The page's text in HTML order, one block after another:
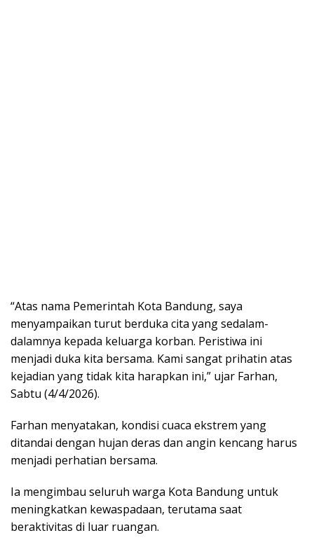
“Atas nama Pemerintah Kota Bandung, saya
menyampaikan turut berduka cita yang sedalam-
dalamnya kepada keluarga korban. Peristiwa ini
menjadi duka kita bersama. Kami sangat prihatin atas
kejadian yang tidak kita harapkan ini,” ujar Farhan,
Sabtu (4/4/2026).
Farhan menyatakan, kondisi cuaca ekstrem yang
ditandai dengan hujan deras dan angin kencang harus
menjadi perhatian bersama.
Ia mengimbau seluruh warga Kota Bandung untuk
meningkatkan kewaspadaan, terutama saat
beraktivitas di luar ruangan.